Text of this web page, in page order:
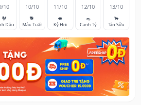
10
🐓
Dậu
10/10
🐕
Mậu Tuất
11/10
🐖
Kỷ Hợi
12/10
🐀
Canh Tý
13/10
🐂
Tân Sửu